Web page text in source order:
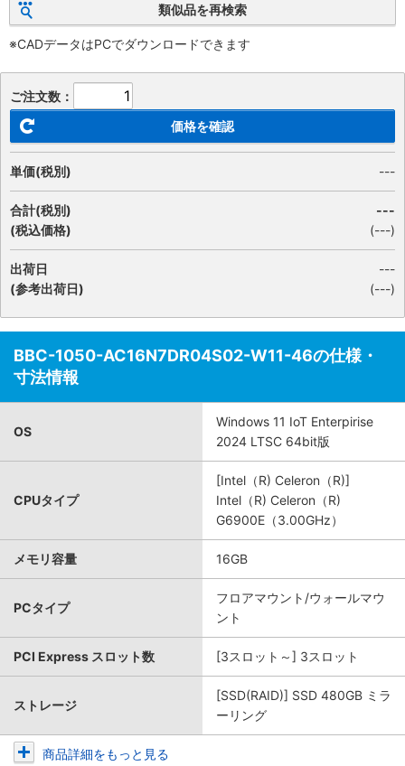
類似品を再検索
※CADデータはPCでダウンロードできます
ご注文数：
価格を確認
単価(税別) ---
合計(税別)
(税込価格)
---
(---)
出荷日
(参考出荷日)
---
(---)
BBC-1050-AC16N7DR04S02-W11-46の仕様・
寸法情報
OS
Windows 11 IoT Enterpirise
2024 LTSC 64bit版
CPUタイプ
[Intel（R) Celeron（R)]
Intel（R) Celeron（R)
G6900E（3.00GHz）
メモリ容量 16GB
PCタイプ
フロアマウント/ウォールマウ
ント
PCI Express スロット数 [3スロット～] 3スロット
ストレージ
[SSD(RAID)] SSD 480GB ミラ
ーリング
商品詳細をもっと見る